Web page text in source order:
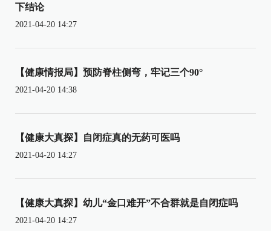
下结论
2021-04-20 14:27
【健康情报局】预防脊柱侧弯，牢记三个90°
2021-04-20 14:38
【健康大真探】自闭症真的无药可医吗
2021-04-20 14:27
【健康大真探】幼儿“金口难开”不合群就是自闭症吗
2021-04-20 14:27